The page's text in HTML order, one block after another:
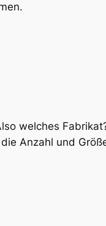
welches
Anzahl und